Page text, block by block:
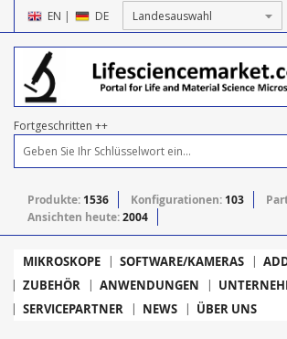
EN | DE
Fortgeschritten ++
Produkte: 1536 Konfigurationen: 103
Ansichten heute:2004
MIKROSKOPE SOFTWARE/KAMERAS
ZUBEHÖR
ANWENDUNGEN
SERVICEPARTNER
NEWS ÜBER UNS